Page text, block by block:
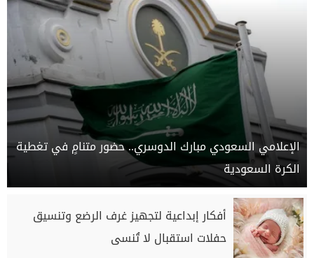
الإعلامي السعودي مبارك الدوسري.. حضور متنامٍ في تغطية
الكرة السعودية
أفكار إبداعية لتجهيز غرف الرضع وتنسيق
حفلات استقبال لا تُنسى